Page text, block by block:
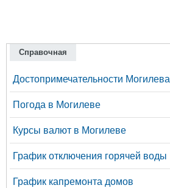
Справочная
Достопримечательности Могилева
Погода в Могилеве
Курсы валют в Могилеве
График отключения горячей воды
График капремонта домов